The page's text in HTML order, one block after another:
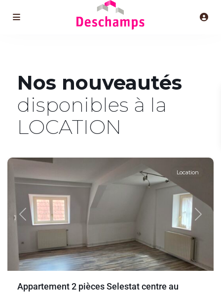
Nos nouveautés
disponibles à la
LOCATION
Previous Next
Location
Appartement 2 pièces Selestat centre au